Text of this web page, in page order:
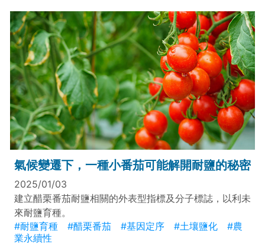
氣候變遷下，一種小番茄可能解開耐鹽的秘密
2025/01/03
建立醋栗番茄耐鹽相關的外表型指標及分子標誌，以利未
來耐鹽育種。
#耐鹽育種
#醋栗番茄 #基因定序 #土壤鹽化
#農
業永續性